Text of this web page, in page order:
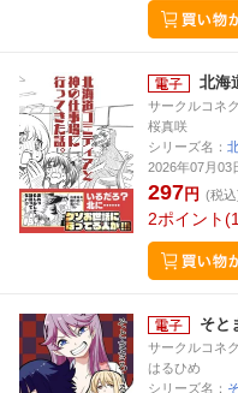
北海
サークルコネ
桜真咲
シリーズ名：
2026年07月03
297円 (税込
2ポイント
そと
サークルコネ
はるひめ
シリーズ名：